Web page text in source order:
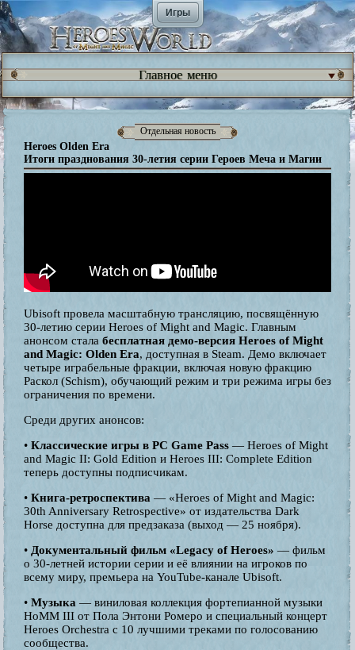
Игры
Главное меню
Отдельная новость
Heroes Olden Era
Итоги празднования 30-летия серии Героев Меча и Магии
Ubisoft провела масштабную трансляцию, посвящённую
30-летию серии Heroes of Might and Magic. Главным
анонсом стала бесплатная демо-версия Heroes of Might
and Magic: Olden Era, доступная в Steam. Демо включает
четыре играбельные фракции, включая новую фракцию
Раскол (Schism), обучающий режим и три режима игры без
ограничения по времени.
Среди других анонсов:
• Классические игры в PC Game Pass — Heroes of Might
and Magic II: Gold Edition и Heroes III: Complete Edition
теперь доступны подписчикам.
• Книга-ретроспектива — «Heroes of Might and Magic:
30th Anniversary Retrospective» от издательства Dark
Horse доступна для предзаказа (выход — 25 ноября).
• Документальный фильм «Legacy of Heroes» — фильм
о 30-летней истории серии и её влиянии на игроков по
всему миру, премьера на YouTube-канале Ubisoft.
• Музыка — виниловая коллекция фортепианной музыки
HoMM III от Пола Энтони Ромеро и специальный концерт
Heroes Orchestra с 10 лучшими треками по голосованию
сообщества.